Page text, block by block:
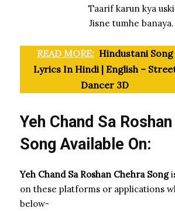
Taarif karun kya uski
Jisne tumhe banaya.
READ MORE: Hindustani Song
Lyrics In Hindi | English –
Dancer 3D
Yeh Chand Sa
Song Available On:
Yeh Chand Sa Roshan Chehra Song
on these platforms or applications
below-